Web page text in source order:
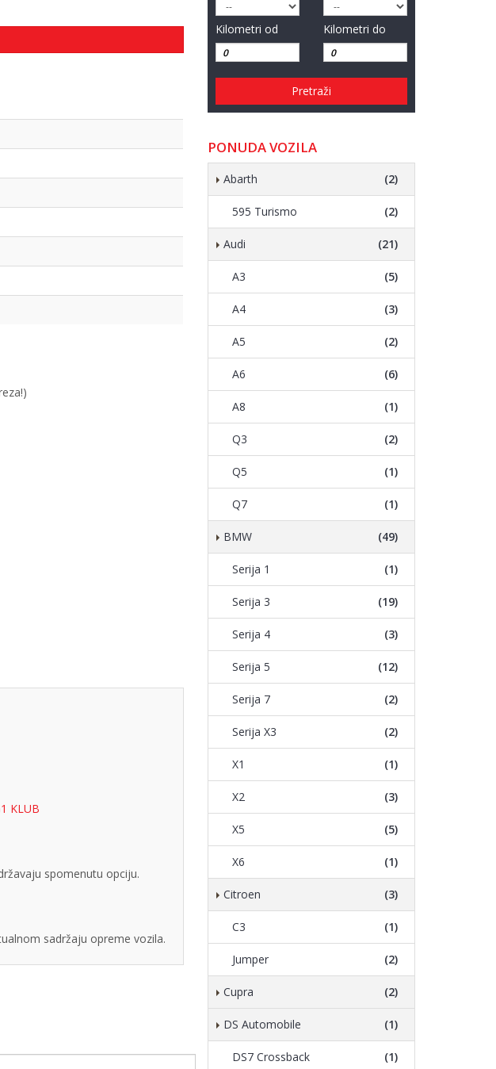
KLUB
spomenutu opciju.
sadržaju opreme vozila.
Kilometri od Kilometri do
Pretraži
PONUDA VOZILA
Abarth (2)
595 Turismo (2)
Audi (21)
A3 (5)
A4 (3)
A5 (2)
A6 (6)
A8 (1)
Q3 (2)
Q5 (1)
Q7 (1)
BMW (49)
Serija 1 (1)
Serija 3 (19)
Serija 4 (3)
Serija 5 (12)
Serija 7 (2)
Serija X3 (2)
X1 (1)
X2 (3)
X5 (5)
X6 (1)
Citroen (3)
C3 (1)
Jumper (2)
Cupra (2)
DS Automobile (1)
DS7 Crossback (1)